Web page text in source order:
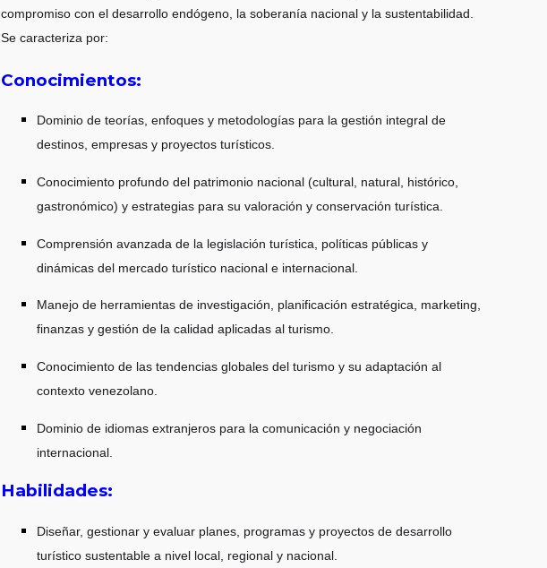
compromiso con el desarrollo endógeno, la soberanía nacional y la sustentabilidad.
Se caracteriza por:
Conocimientos:
Dominio de teorías, enfoques y metodologías para la gestión integral de
destinos, empresas y proyectos turísticos.
Conocimiento profundo del patrimonio nacional (cultural, natural, histórico,
gastronómico) y estrategias para su valoración y conservación turística.
Comprensión avanzada de la legislación turística, políticas públicas y
dinámicas del mercado turístico nacional e internacional.
Manejo de herramientas de investigación, planificación estratégica, marketing,
finanzas y gestión de la calidad aplicadas al turismo.
Conocimiento de las tendencias globales del turismo y su adaptación al
contexto venezolano.
Dominio de idiomas extranjeros para la comunicación y negociación
internacional.
Habilidades:
Diseñar, gestionar y evaluar planes, programas y proyectos de desarrollo
turístico sustentable a nivel local, regional y nacional.